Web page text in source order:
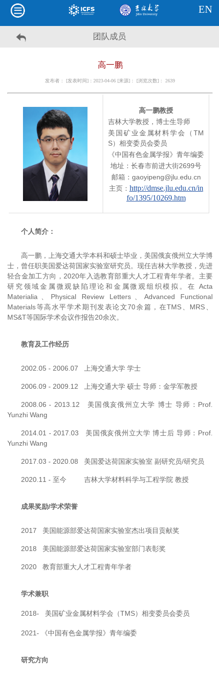
EN
团队成员
高一鹏
发布者： [发表时间]：2023-04-06 [来源]： [浏览次数]： 2639
高一鹏教授
吉林大学教授，博士生导师
美国矿业金属材料学会（TM
S）相变委员会委员
《中国有色金属学报》青年编委
地址：长春市前进大街2699号
邮箱： gaoyipeng@jlu.edu.cn
主页： http://dmse.jlu.edu.cn/in
fo/1395/10269.htm
个人简介：
高一鹏，上海交通大学本科和硕士毕业，美国俄亥俄州立大学博
士，曾任职美国爱达荷国家实验室研究员。现任吉林大学教授，先进
轻合金加工方向，2020年入选教育部重大人才工程青年学者。主要
研究领域金属微观缺陷理论和金属微观组织模拟。在 Acta
Materialia、Physical Review Letters、Advanced Functional
Materials等高水平学术期刊发表论文70余篇，在TMS、MRS、
MS&T等国际学术会议作报告20余次。
教育及工作经历
2002.05 - 2006.07 上海交通大学 学士
2006.09 - 2009.12 上海交通大学 硕士 导师：金学军教授
2008.06 - 2013.12 美国俄亥俄州立大学 博士 导师：Prof.
Yunzhi Wang
2014.01 - 2017.03 美国俄亥俄州立大学 博士后 导师：Prof.
Yunzhi Wang
2017.03 - 2020.08 美国爱达荷国家实验室 副研究员/研究员
2020.11 - 至今 吉林大学材料科学与工程学院 教授
成果奖励/学术荣誉
2017 美国能源部爱达荷国家实验室杰出项目贡献奖
2018 美国能源部爱达荷国家实验室部门表彰奖
2020 教育部重大人才工程青年学者
学术兼职
2018- 美国矿业金属材料学会（TMS）相变委员会委员
2021- 《中国有色金属学报》青年编委
研究方向